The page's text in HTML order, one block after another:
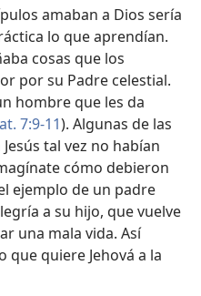
amaban a Dios sería
lo que aprendían.
cosas que los
por su Padre celestial.
hombre que les da
7:9-11). Algunas de las
tal vez no habían
cómo debieron
ejemplo de un padre
a su hijo, que vuelve
una mala vida. Así
quiere Jehová a la